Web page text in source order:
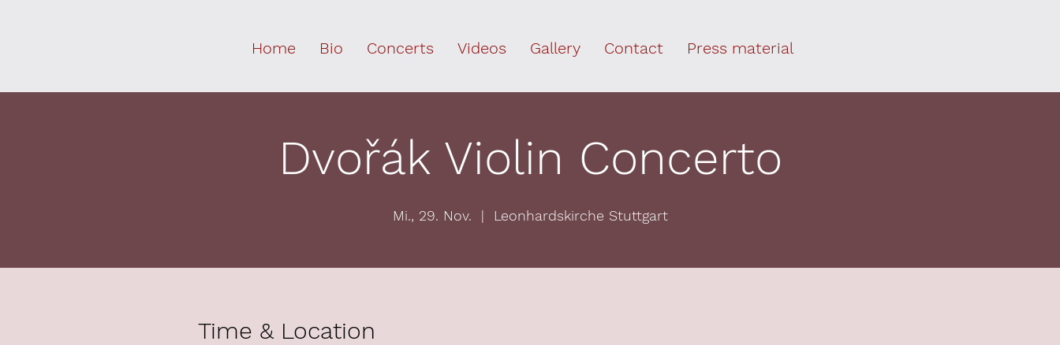
Home Bio Concerts Videos Gallery Contact Press material
Dvořák Violin Concerto
Mi., 29. Nov.
  |
Leonhardskirche Stuttgart
Time & Location